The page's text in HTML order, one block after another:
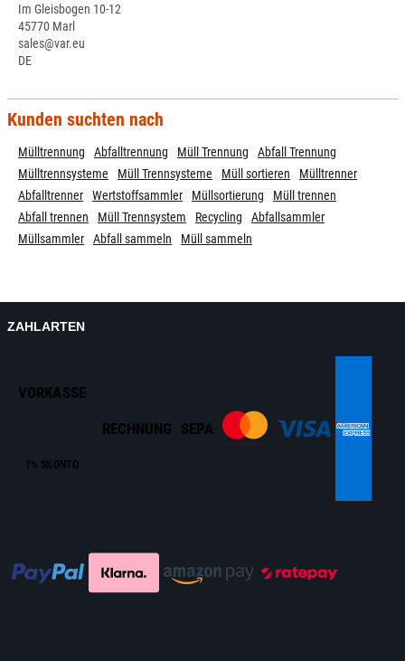
Im Gleisbogen 10-12
45770 Marl
sales@var.eu
DE
Kunden suchten nach
Mülltrennung Abfalltrennung Müll Trennung
Abfall Trennung
Mülltrennsysteme
Müll Trennsysteme Müll sortieren
Mülltrenner
Abfalltrenner
Wertstoffsammler Müllsortierung
Müll trennen
Abfall trennen
Müll Trennsystem Recycling
Abfallsammler
Müllsammler
Abfall sammeln Müll sammeln
ZAHLARTEN
VORKASSE
1% SKONTO
RECHNUNG SEPA